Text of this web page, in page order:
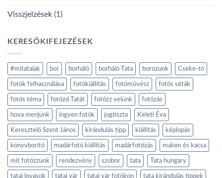
Visszjelzések (1)
KERESŐKIFEJEZÉSEK
#mitataiak bor borháló borháló Tata borozunk Cseke-tó
fotók felhasználása fotókiállítás fotóművész fotós séták
fotós téma fotózd Tatát fotózz velünk fotózás
hova menjünk ingyen fotók jogtiszta Keleti Éva
Keresztelő Szent János kirándulás tipp kiállítás képlopás
könyvborító madárfotó kiállítás madárfotózás malom és kacsa
mit fotózzunk rendezvény szobor tata Tata hungary
tatai lovasok tatai vár tatai vár fotókon tata kirándulás tippek